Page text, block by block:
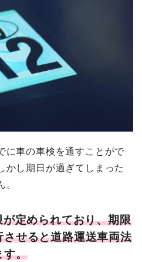
に車の車検を通すことがで
かし期日が過ぎてしまった
が定められており、期限
せると道路運送車両法
す。